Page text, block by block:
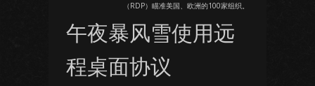
（RDP）瞄准美国、欧洲的100家组织。
午夜暴风雪使用远
程桌面协议